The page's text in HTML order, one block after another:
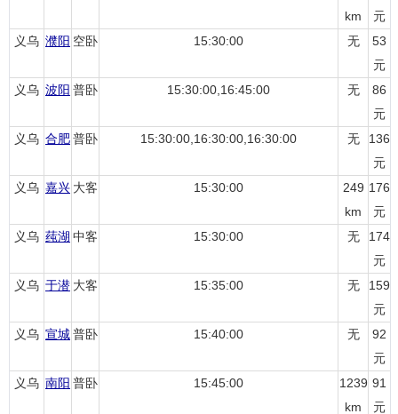
km
元
义乌 濮阳 空卧 15:30:00 无
53
元
义乌 波阳 普卧 15:30:00,16:45:00 无
86
元
义乌 合肥普卧 15:30:00,16:30:00,16:30:00 无
136
元
义乌 嘉兴 大客 15:30:00
249
km
176
元
义乌 莼湖 中客 15:30:00 无
174
元
义乌 于潜 大客 15:35:00 无
159
元
义乌 宣城普卧 15:40:00 无
92
元
义乌 南阳 普卧 15:45:00
1239
km
91
元